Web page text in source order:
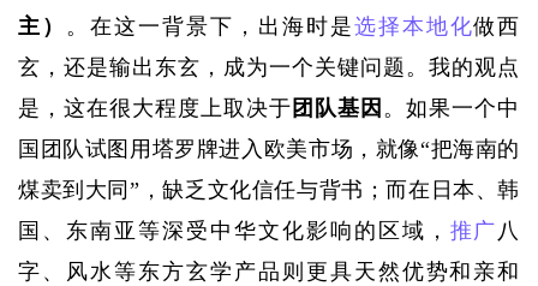
主） 。在这一背景下，出海时是选择本地化做西
玄，还是输出东玄，成为一个关键问题。我的观点
是，这在很大程度上取决于 团队基因 。如果一个中
国团队试图用塔罗牌进入欧美市场，就像“把海南的
煤卖到大同”，缺乏文化信任与背书；而在日本、韩
国、东南亚等深受中华文化影响的区域， 推广 八
字、风水等东方玄学产品则更具天然优势和亲和